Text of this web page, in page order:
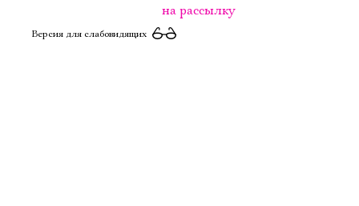
на рассылку
Версия для слабовидящих